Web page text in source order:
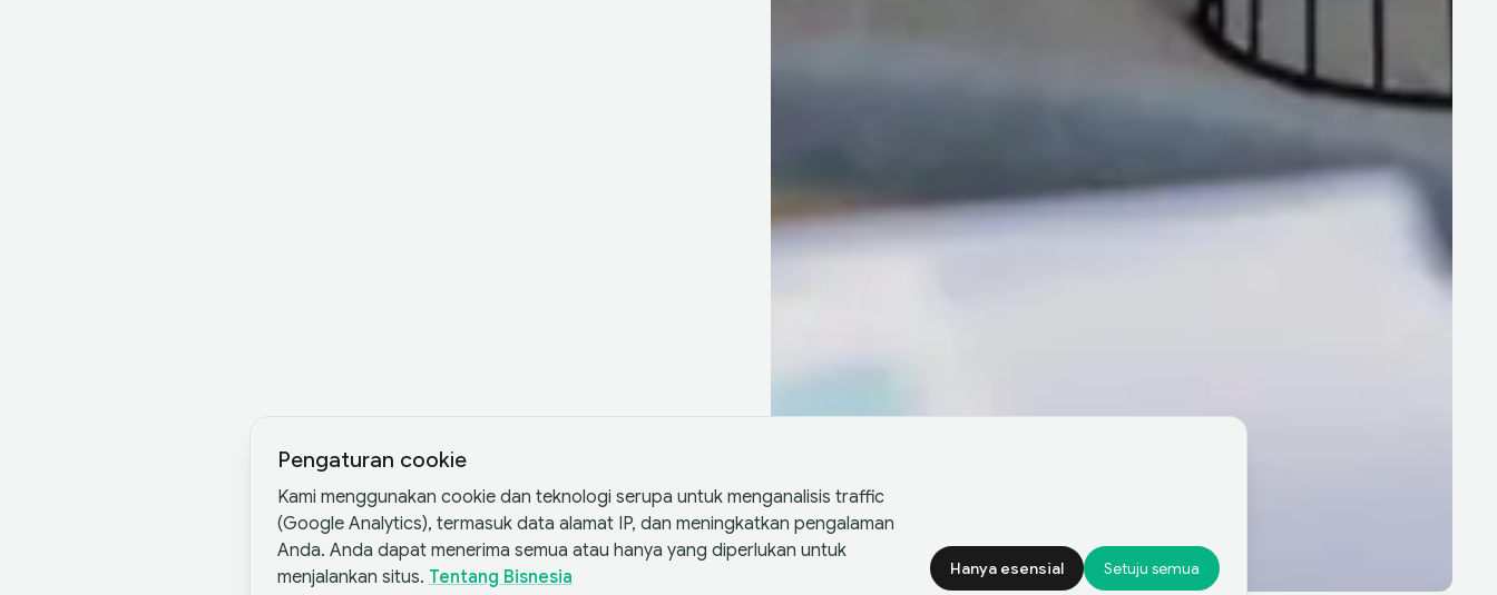
Pengaturan cookie
Kami menggunakan cookie dan teknologi serupa untuk menganalisis traffic
(Google Analytics), termasuk data alamat IP, dan meningkatkan pengalaman
Anda. Anda dapat menerima semua atau hanya yang diperlukan untuk
menjalankan situs. Tentang Bisnesia Hanya esensial Setuju semua